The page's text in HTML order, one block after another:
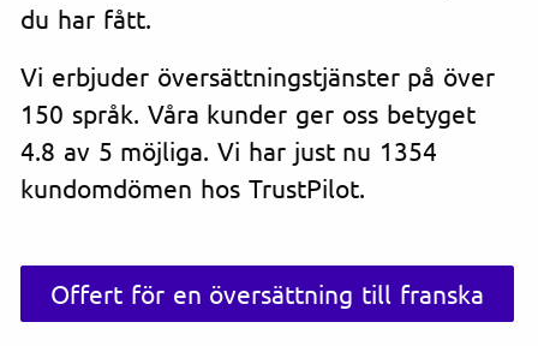
du har fått.
Vi erbjuder översättningstjänster på över
150 språk. Våra kunder ger oss betyget
4.8 av 5 möjliga. Vi har just nu 1354
kundomdömen hos TrustPilot.
Offert för en översättning till franska